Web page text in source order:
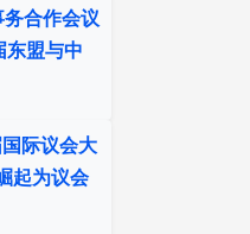
合作会议
东盟与中
际议会大
起为议会